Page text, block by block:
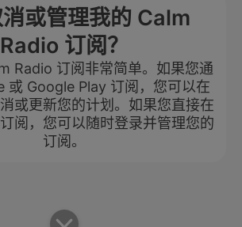
或管理我的 Calm
Radio 订阅？
Radio 订阅非常简单。如果您通
或 Google Play 订阅，您可以在
或更新您的计划。如果您直接在
阅，您可以随时登录并管理您的
订阅。